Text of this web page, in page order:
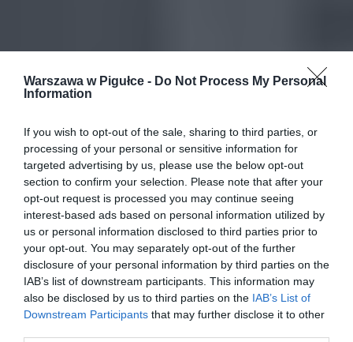
Warszawa w Pigułce - Do Not Process My Personal
Information
If you wish to opt-out of the sale, sharing to third parties, or
processing of your personal or sensitive information for
targeted advertising by us, please use the below opt-out
section to confirm your selection. Please note that after your
opt-out request is processed you may continue seeing
interest-based ads based on personal information utilized by
us or personal information disclosed to third parties prior to
your opt-out. You may separately opt-out of the further
disclosure of your personal information by third parties on the
IAB’s list of downstream participants. This information may
also be disclosed by us to third parties on the IAB’s List of
Downstream Participants that may further disclose it to other